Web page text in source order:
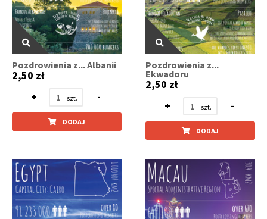
Pozdrowienia z... Albanii
2,50 zł
+
-
DODAJ
Pozdrowienia z...
Ekwadoru
2,50 zł
+
-
DODAJ